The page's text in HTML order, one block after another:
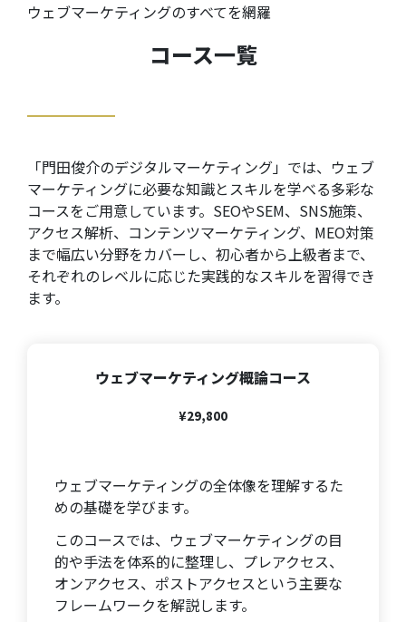
ウェブマーケティングのすべてを網羅
コース一覧
「門田俊介のデジタルマーケティング」では、ウェブ
マーケティングに必要な知識とスキルを学べる多彩な
コースをご用意しています。SEOやSEM、SNS施策、
アクセス解析、コンテンツマーケティング、MEO対策
まで幅広い分野をカバーし、初心者から上級者まで、
それぞれのレベルに応じた実践的なスキルを習得でき
ます。
ウェブマーケティング概論コース
¥29,800
ウェブマーケティングの全体像を理解するた
めの基礎を学びます。
このコースでは、ウェブマーケティングの目
的や手法を体系的に整理し、プレアクセス、
オンアクセス、ポストアクセスという主要な
フレームワークを解説します。